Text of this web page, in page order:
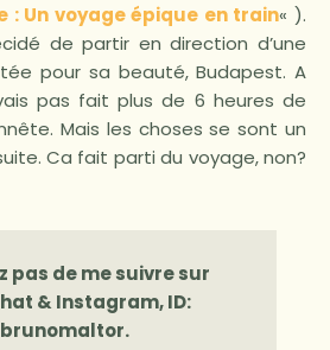
: Un voyage épique en train« ).
de partir en direction d’une
pour sa beauté, Budapest. A
pas fait plus de 6 heures de
Mais les choses se sont un
Ca fait parti du voyage, non?
pas de me suivre sur
& Instagram, ID:
brunomaltor.